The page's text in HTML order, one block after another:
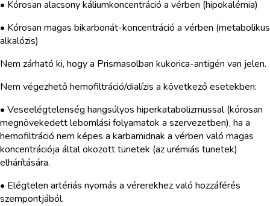
• Kórosan alacsony káliumkoncentráció a vérben (hipokalémia)
• Kórosan magas bikarbonát-koncentráció a vérben (metabolikus
alkalózis)
Nem zárható ki, hogy a Prismasolban kukorica-antigén van jelen.
Nem végezhető hemofiltráció/dialízis a következő esetekben:
• Veseelégtelenség hangsúlyos hiperkatabolizmussal (kórosan
megnövekedett lebomlási folyamatok a szervezetben), ha a
hemofiltráció nem képes a karbamidnak a vérben való magas
koncentrációja által okozott tünetek (az urémiás tünetek)
elhárítására.
• Elégtelen artériás nyomás a vérerekhez való hozzáférés
szempontjából.